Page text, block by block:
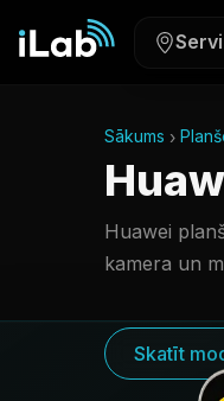
Sākums
Huawei
kamera un
Skatīt